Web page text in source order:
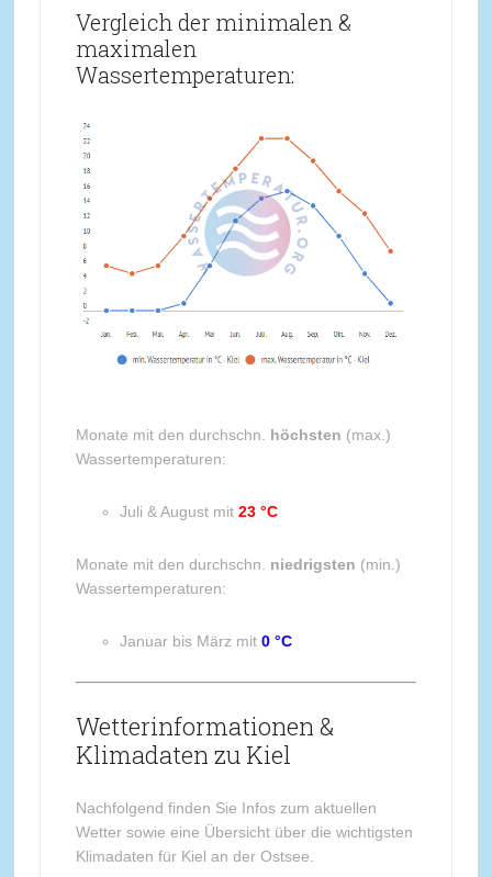
Vergleich der minimalen &
maximalen
Wassertemperaturen:
Monate mit den durchschn. höchsten (max.)
Wassertemperaturen:
Juli & August mit 23 °C
Monate mit den durchschn. niedrigsten (min.)
Wassertemperaturen:
Januar bis März mit 0 °C
Wetterinformationen &
Klimadaten zu Kiel
Nachfolgend finden Sie Infos zum aktuellen
Wetter sowie eine Übersicht über die wichtigsten
Klimadaten für Kiel an der Ostsee.